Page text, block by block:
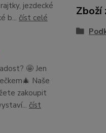
jezdecké
b... číst celé
🤩 Jen
Naše
zakoupit
číst
Zboží